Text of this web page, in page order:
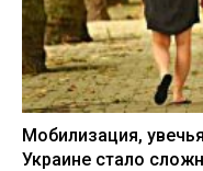
Мобилизация,
Украине стало